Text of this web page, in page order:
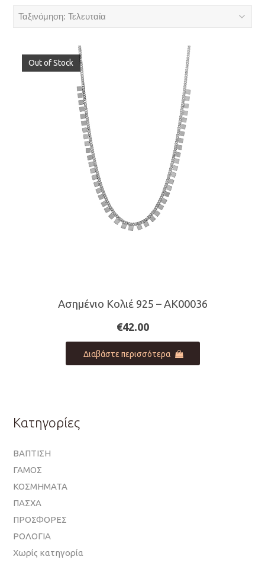
Out of Stock
Ασημένιο Κολιέ 925 – AK00036
€42.00
Διαβάστε περισσότερα
Κατηγορίες
ΒΑΠΤΙΣΗ
ΓΑΜΟΣ
ΚΟΣΜΗΜΑΤΑ
ΠΑΣΧΑ
ΠΡΟΣΦΟΡΕΣ
ΡΟΛΟΓΙΑ
Χωρίς κατηγορία